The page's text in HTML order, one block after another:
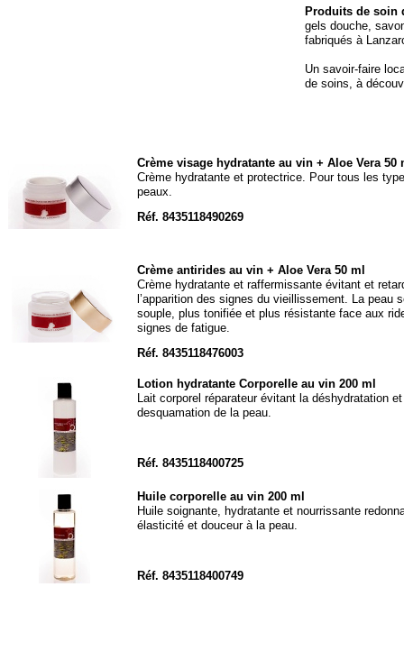
Produits de soin
gels douche,
fabriqués à
Un savoir-faire
de soins, à
Crème visage hydratante au vin + Aloe Vera 50
Crème hydratante et protectrice. Pour tous les
peaux.
Réf. 8435118490269
Crème antirides au vin + Aloe Vera 50 ml
Crème hydratante et raffermissante évitant et
l’apparition des signes du vieillissement. La peau
souple, plus tonifiée et plus résistante face aux
signes de fatigue.
Réf. 8435118476003
Lotion hydratante Corporelle au vin 200 ml
Lait corporel réparateur évitant la déshydratation
desquamation de la peau.
Réf. 8435118400725
Huile corporelle au vin 200 ml
Huile soignante, hydratante et nourrissante
élasticité et douceur à la peau.
Réf. 8435118400749